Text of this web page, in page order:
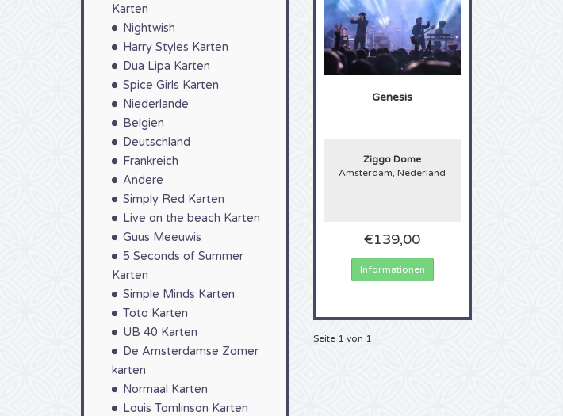
Karten
Nightwish
Harry Styles Karten
Dua Lipa Karten
Spice Girls Karten
Niederlande
Belgien
Deutschland
Frankreich
Andere
Simply Red Karten
Live on the beach Karten
Guus Meeuwis
5 Seconds of Summer
Karten
Simple Minds Karten
Toto Karten
UB 40 Karten
De Amsterdamse Zomer
karten
Normaal Karten
Louis Tomlinson Karten
geliefert. Warten Sie nicht länger, sondern bestellen
4Alltickets!
Genesis Ziggo Dome Karten
Sie als echter Genesis Fan wissen alles über
haben es hier mit einem echten Fan von Genesis
lange für Genesis Tickets anzustehen, Sie haben
Sie mal wieder ewig in Warteschleifen hängen. Bei
Genesis
Ziggo Dome
Amsterdam, Nederland
€139,00
Informationen
Seite 1 von 1